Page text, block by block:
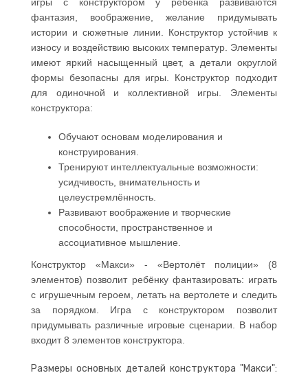
фантазия, воображение, желание придумывать
истории и сюжетные линии. Конструктор устойчив к
износу и воздействию высоких температур. Элементы
имеют яркий насыщенный цвет, а детали округлой
формы безопасны для игры. Конструктор подходит
для одиночной и коллективной игры. Элементы
конструктора:
Обучают основам моделирования и
конструирования.
Тренируют интеллектуальные возможности:
усидчивость, внимательность и
целеустремлённость.
Развивают воображение и творческие
способности, пространственное и
ассоциативное мышление.
Конструктор «Макси» - «Вертолёт полиции» (8
элементов) позволит ребёнку фантазировать: играть
с игрушечным героем, летать на вертолете и следить
за порядком. Игра с конструктором позволит
придумывать различные игровые сценарии. В набор
входит 8 элементов конструктора.
Размеры основных деталей конструктора "Макси":